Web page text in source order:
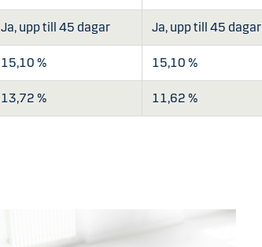
Ja, upp till 45 dagar Ja, upp till 45 dagar
15,10 % 15,10 %
13,72 % 11,62 %